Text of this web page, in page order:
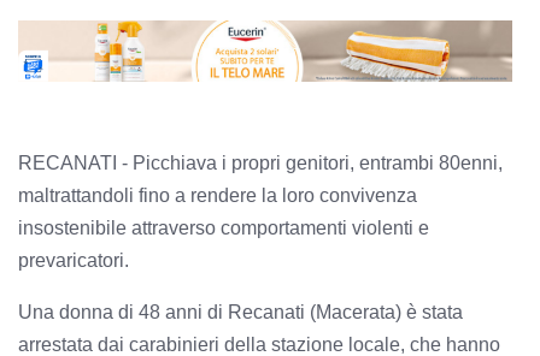
RECANATI - Picchiava i propri genitori, entrambi 80enni,
maltrattandoli fino a rendere la loro convivenza
insostenibile attraverso comportamenti violenti e
prevaricatori.
Una donna di 48 anni di Recanati (Macerata) è stata
arrestata dai carabinieri della stazione locale, che hanno